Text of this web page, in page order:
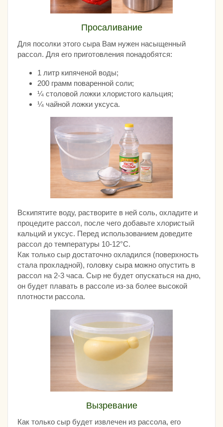
Просаливание
Для посолки этого сыра Вам нужен насыщенный
рассол. Для его приготовления понадобятся:
1 литр кипяченой воды;
200 грамм поваренной соли;
¼ столовой ложки хлористого кальция;
¼ чайной ложки уксуса.
Вскипятите воду, растворите в ней соль, охладите и
процедите рассол, после чего добавьте хлористый
кальций и уксус. Перед использованием доведите
рассол до температуры 10-12°С.
Как только сыр достаточно охладился (поверхность
стала прохладной), головку сыра можно опустить в
рассол на 2-3 часа. Сыр не будет опускаться на дно,
он будет плавать в рассоле из-за более высокой
плотности рассола.
Вызревание
Как только сыр будет извлечен из рассола, его